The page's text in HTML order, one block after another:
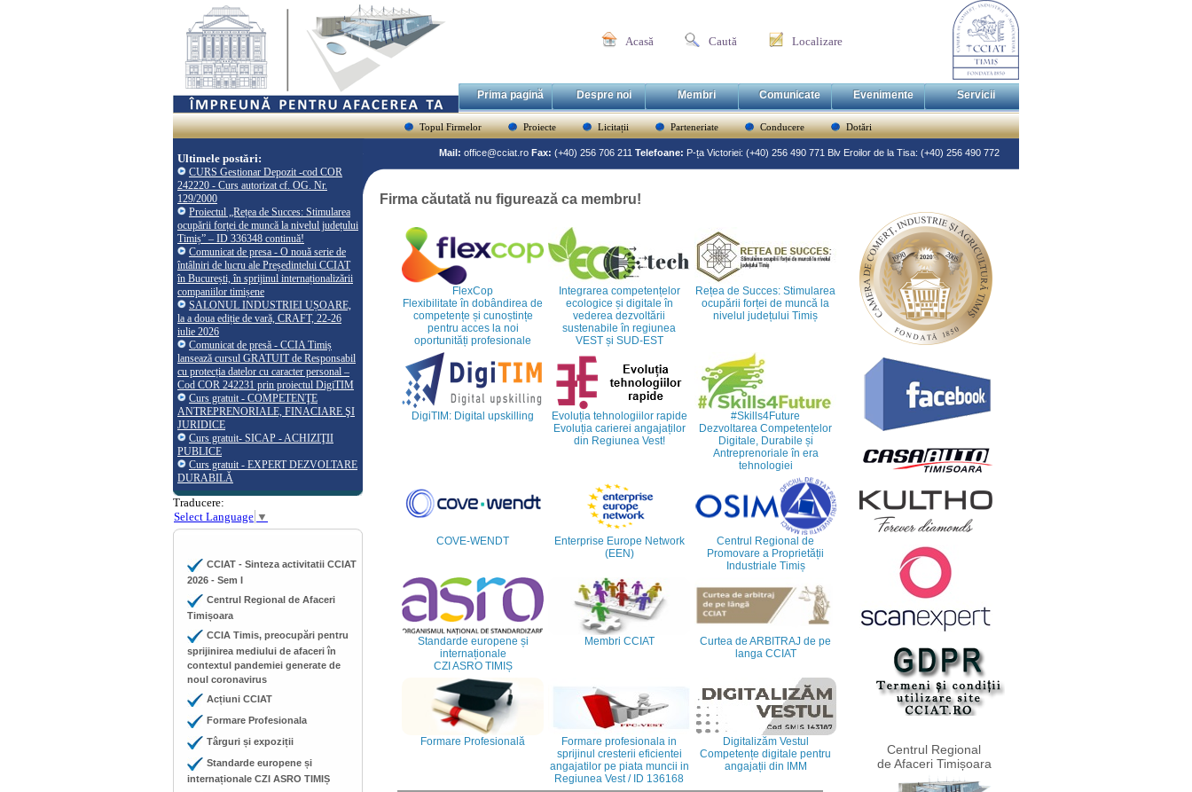
Acasă Caută Localizare
Prima pagină Despre noi Membri Comunicate Evenimente Servicii
Topul Firmelor Proiecte Licitații Parteneriate Conducere Dotări
Ultimele postări:
CURS Gestionar Depozit -cod COR
242220 - Curs autorizat cf. OG. Nr.
129/2000
Proiectul „Rețea de Succes: Stimularea
ocupării forței de muncă la nivelul județului
Timiș” – ID 336348 continuă!
Comunicat de presa - O nouă serie de
întâlniri de lucru ale Președintelui CCIAT
în București, în sprijinul internaționalizării
companiilor timișene
SALONUL INDUSTRIEI UȘOARE,
la a doua ediție de vară, CRAFT, 22-26
iulie 2026
Comunicat de presă - CCIA Timiș
lansează cursul GRATUIT de Responsabil
cu protecția datelor cu caracter personal –
Cod COR 242231 prin proiectul DigiTIM
Curs gratuit - COMPETENŢE
ANTREPRENORIALE, FINACIARE ŞI
JURIDICE
Curs gratuit- SICAP - ACHIZIŢII
PUBLICE
Curs gratuit - EXPERT DEZVOLTARE
DURABILĂ
Traducere:
Select Language ▼
CCIAT - Sinteza activitatii CCIAT
2026 - Sem I
Centrul Regional de Afaceri
Timișoara
CCIA Timis, preocupări pentru
sprijinirea mediului de afaceri în
contextul pandemiei generate de
noul coronavirus
Acțiuni CCIAT
Formare Profesionala
Târguri și expoziții
Standarde europene și
internaționale CZI ASRO TIMIȘ
Mail: office@cciat.ro Fax: (+40) 256 706 211 Telefoane: P-ța Victoriei: (+40) 256 490 771 Blv Eroilor de la Tisa: (+40) 256 490 772
Firma căutată nu figurează ca membru!
FlexCop
Flexibilitate în dobândirea de
competențe și cunoștințe
pentru acces la noi
oportunități profesionale
Integrarea competențelor
ecologice și digitale în
vederea dezvoltării
sustenabile în regiunea
VEST și SUD-EST
Rețea de Succes: Stimularea
ocupării forței de muncă la
nivelul județului Timiș
DigiTIM: Digital upskilling
Evoluția tehnologiilor rapide
Evoluția carierei angajaților
din Regiunea Vest!
#Skills4Future
Dezvoltarea Competențelor
Digitale, Durabile și
Antreprenoriale în era
tehnologiei
COVE-WENDT
Enterprise Europe Network
(EEN)
Centrul Regional de
Promovare a Proprietății
Industriale Timiș
Standarde europene și
internaționale
CZI ASRO TIMIȘ
Membri CCIAT
Curtea de ARBITRAJ de pe
langa CCIAT
Formare Profesională
Formare profesionala in
sprijinul cresterii eficientei
angajatilor pe piata muncii in
Regiunea Vest / ID 136168
Digitalizăm Vestul
Competențe digitale pentru
angajații din IMM
Centrul Regional
de Afaceri Timișoara